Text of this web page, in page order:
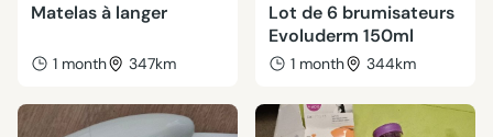
Matelas à langer
1 month 347km
Lot de 6 brumisateurs
Evoluderm 150ml
1 month 344km